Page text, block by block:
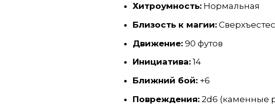
Хитроумность:Нормальная
Близость к магии:
Движение:90 футов
Инициатива:14
Ближний бой:+6
Повреждения:2d6 (каменные